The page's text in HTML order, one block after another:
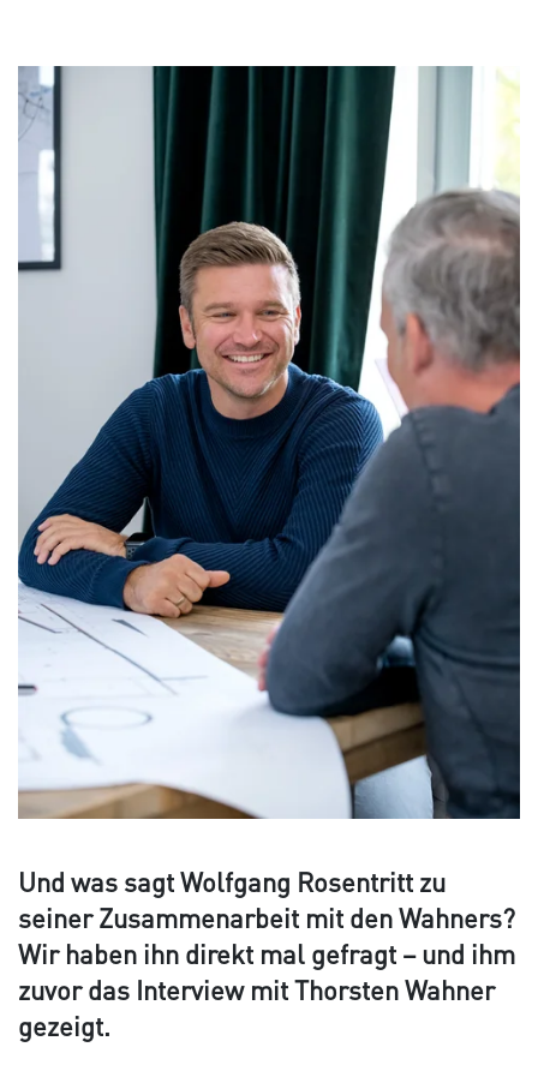
Und was sagt Wolfgang Rosentritt zu
seiner Zusammenarbeit mit den Wahners?
Wir haben ihn direkt mal gefragt – und ihm
zuvor das Interview mit Thorsten Wahner
gezeigt.